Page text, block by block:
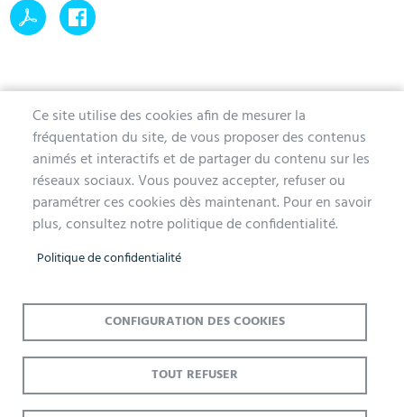
Ce site utilise des cookies afin de mesurer la
fréquentation du site, de vous proposer des contenus
animés et interactifs et de partager du contenu sur les
réseaux sociaux. Vous pouvez accepter, refuser ou
paramétrer ces cookies dès maintenant. Pour en savoir
plus, consultez notre politique de confidentialité.
Politique de confidentialité
CONFIGURATION DES COOKIES
TOUT REFUSER
MAIRIE D'AUBERGENVILLE
1 avenue de la Division Leclerc
78410 Aubergenville
Tél. 01 30 90 45 00
Lundi, mercredi, jeudi et vendredi de 9h à 12h et de 14h à 17h
Le samedi de 9h à 12h (Accueil et État-Civil)
Menu
Accueil Mentions légales
Données personnelles